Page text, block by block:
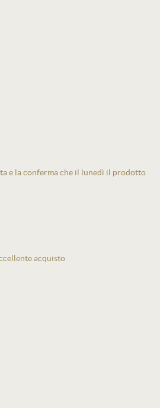
e la conferma che il lunedì il prodotto
acquisto